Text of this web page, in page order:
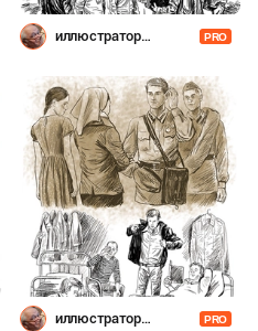
иллюстратор
PRO
иллюстратор
PRO